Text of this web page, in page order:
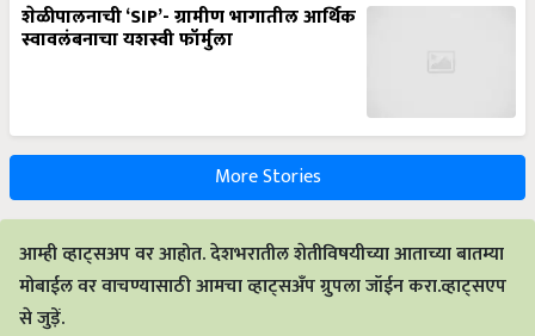
शेळीपालनाची ‘SIP’- ग्रामीण भागातील आर्थिक
स्वावलंबनाचा यशस्वी फॉर्मुला
More Stories
आम्ही व्हाट्सअप वर आहोत. देशभरातील शेतीविषयीच्या आताच्या बातम्या
मोबाईल वर वाचण्यासाठी आमचा व्हाट्सअँप ग्रुपला जॉईन करा.व्हाट्सएप
से जुड़ें.